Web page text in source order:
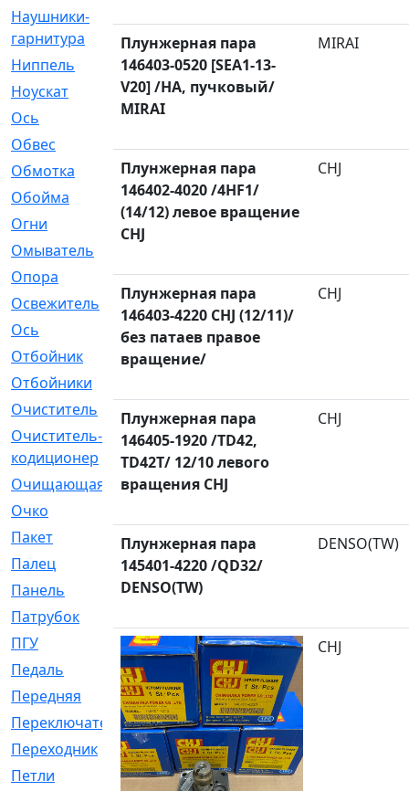
Наушники-
гарнитура
Ниппель
[1]
Ноускат
[53]
Оcь
Обвес
[3]
Обмотка
[4]
Обойма
[14]
Огни
[1]
Омыватель
Опора
[1]
Освежитель
[1]
Ось
[4]
Отбойник
[287]
Отбойники
Очиститель
Очиститель-
кодиционер
[1]
Очищающая
[1]
Очко
Пакет
[1]
Палец
[4]
Панель
[61]
Патрубок
ПГУ
[2]
Педаль
Передняя
[22]
Переключатель
[36]
Переходник
[4]
Петли
[23]
Плунжерная пара
146403-0520 [SEA1-13-
V20] /HA, пучковый/
MIRAI
MIRAI
Плунжерная пара
146402-4020 /4HF1/
(14/12) левое вращение
CHJ
CHJ
Плунжерная пара
146403-4220 CHJ (12/11)/
без патаев правое
вращение/
CHJ
Плунжерная пара
146405-1920 /TD42,
TD42T/ 12/10 левого
вращения CHJ
CHJ
Плунжерная пара
145401-4220 /QD32/
DENSO(TW)
DENSO(TW)
CHJ